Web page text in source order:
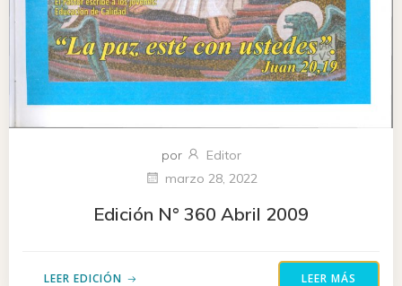
por
Editor
marzo 28, 2022
Edición N° 360 Abril 2009
LEER EDICIÓN LEER MÁS